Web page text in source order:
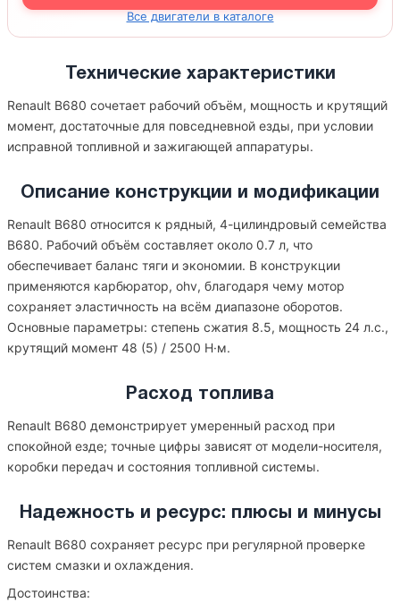
Все двигатели в каталоге
Технические характеристики
Renault B680 сочетает рабочий объём, мощность и крутящий
момент, достаточные для повседневной езды, при условии
исправной топливной и зажигающей аппаратуры.
Описание конструкции и модификации
Renault B680 относится к рядный, 4-цилиндровый семейства
B680. Рабочий объём составляет около 0.7 л, что
обеспечивает баланс тяги и экономии. В конструкции
применяются карбюратор, ohv, благодаря чему мотор
сохраняет эластичность на всём диапазоне оборотов.
Основные параметры: степень сжатия 8.5, мощность 24 л.с.,
крутящий момент 48 (5) / 2500 Н·м.
Расход топлива
Renault B680 демонстрирует умеренный расход при
спокойной езде; точные цифры зависят от модели-носителя,
коробки передач и состояния топливной системы.
Надежность и ресурс: плюсы и минусы
Renault B680 сохраняет ресурс при регулярной проверке
систем смазки и охлаждения.
Достоинства: